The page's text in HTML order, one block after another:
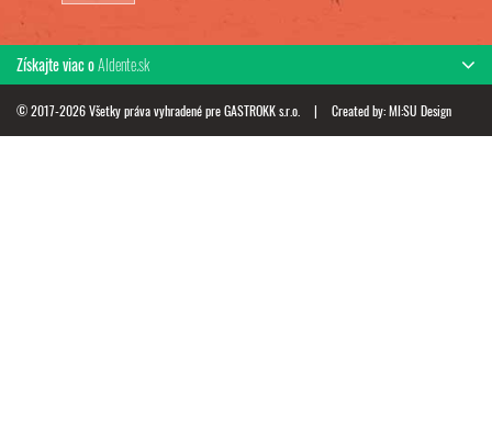
Získajte viac oAldente.sk
© 2017-2026 Všetky práva vyhradené pre GASTROKK s.r.o. | Created by:MI:SU Design